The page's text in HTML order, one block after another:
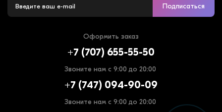
Подписаться
Оформить заказ
+7 (707) 655-55-50
Звоните нам с 9:00 до 20:00
+7 (747) 094-90-09
Звоните нам с 9:00 до 20:00